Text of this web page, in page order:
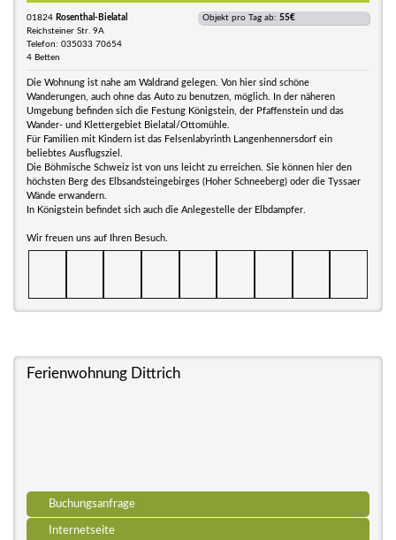
01824 Rosenthal-Bielatal
Reichsteiner Str. 9A
Telefon: 035033 70654
4 Betten
Objekt pro Tag ab: 55€
Die Wohnung ist nahe am Waldrand gelegen. Von hier sind schöne
Wanderungen, auch ohne das Auto zu benutzen, möglich. In der näheren
Umgebung befinden sich die Festung Königstein, der Pfaffenstein und das
Wander- und Klettergebiet Bielatal/Ottomühle.
Für Familien mit Kindern ist das Felsenlabyrinth Langenhennersdorf ein
beliebtes Ausflugsziel.
Die Böhmische Schweiz ist von uns leicht zu erreichen. Sie können hier den
höchsten Berg des Elbsandsteingebirges (Hoher Schneeberg) oder die Tyssaer
Wände erwandern.
In Königstein befindet sich auch die Anlegestelle der Elbdampfer.
Wir freuen uns auf Ihren Besuch.
Ferienwohnung Dittrich
Buchungsanfrage
Internetseite